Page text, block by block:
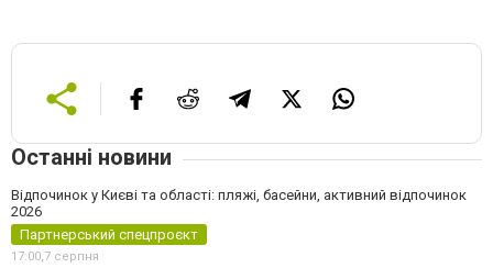
Останні новини
Відпочинок у Києві та області: пляжі, басейни, активний відпочинок
2026
Партнерський спецпроєкт
17:00,7 серпня